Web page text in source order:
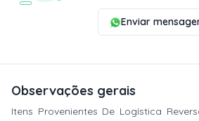
Enviar
Observações gerais
Itens Provenientes De Logística